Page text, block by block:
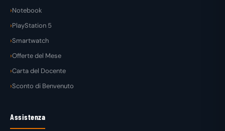
Notebook
PlayStation 5
Smartwatch
Offerte del Mese
Carta del Docente
Sconto di Benvenuto
Assistenza